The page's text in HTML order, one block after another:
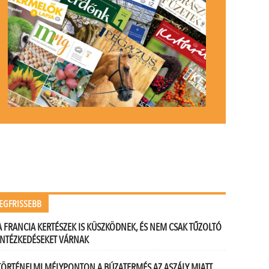
FRANCIA KERTÉSZEK IS KÜSZKÖDNEK, ÉS NEM CSAK TŰZOLTÓ
VÁRNAK